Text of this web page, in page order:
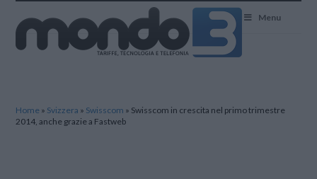
Menu
Home » Svizzera » Swisscom » Swisscom in crescita nel primo trimestre
2014, anche grazie a Fastweb